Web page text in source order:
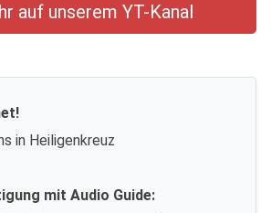
auf unserem YT-Kanal
in Heiligenkreuz
mit Audio Guide: